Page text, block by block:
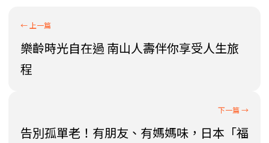
樂齡時光自在過 南山人壽伴你享受人生旅
程
告別孤單老！有朋友、有媽媽味，日本「福